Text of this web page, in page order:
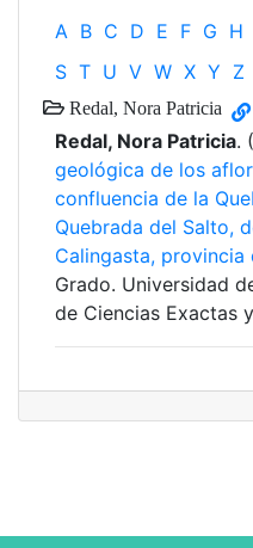
A B C D E F G H
S T U V W X Y Z
Redal, Nora Patricia
Redal, Nora Patricia.
geológica de los
confluencia de la
Quebrada del Salto,
Calingasta, provincia
Grado. Universidad
de Ciencias Exactas